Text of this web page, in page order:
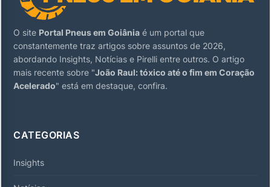
O site Portal Pneus em Goiânia é um portal que
constantemente traz artigos sobre assuntos de 2026,
abordando Insights, Notícias e Pirelli entre outros. O artigo
mais recente sobre "João Raul: tóxico até o fim em Coração
Acelerado" está em destaque, confira.
CATEGORIAS
Insights